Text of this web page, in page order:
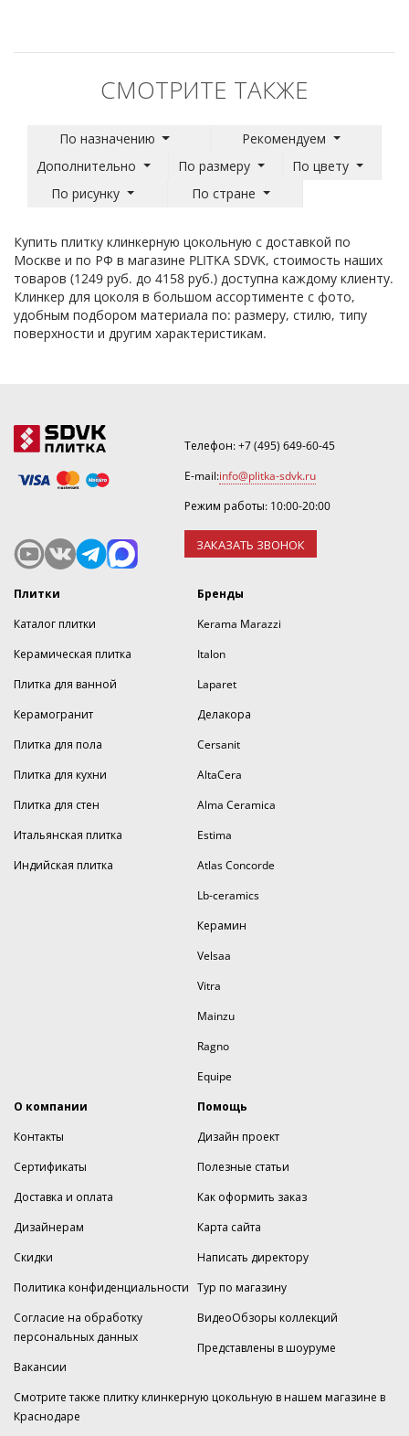
СМОТРИТЕ ТАКЖЕ
По назначению
Рекомендуем
Дополнительно
По размеру
По цвету
По рисунку
По стране
Купить плитку клинкерную цокольную с доставкой по
Москве и по РФ в магазине PLITKA SDVK, стоимость наших
товаров (1249 руб. до 4158 руб.) доступна каждому клиенту.
Клинкер для цоколя в большом ассортименте с фото,
удобным подбором материала по: размеру, стилю, типу
поверхности и другим характеристикам.
Телефон:+7 (495) 649-60-45
E-mail:info@plitka-sdvk.ru
Режим работы: 10:00-20:00
ЗАКАЗАТЬ ЗВОНОК
Плитки
Каталог плитки
Керамическая плитка
Плитка для ванной
Керамогранит
Плитка для пола
Плитка для кухни
Плитка для стен
Итальянская плитка
Индийская плитка
Бренды
Kerama Marazzi
Italon
Laparet
Делакора
Cersanit
AltaCera
Alma Ceramica
Estima
Atlas Concorde
Lb-ceramics
Керамин
Velsaa
Vitra
Mainzu
Ragno
Equipe
О компании
Контакты
Сертификаты
Доставка и оплата
Дизайнерам
Скидки
Политика конфиденциальности
Согласие на обработку
персональных данных
Вакансии
Помощь
Дизайн проект
Полезные статьи
Как оформить заказ
Карта сайта
Написать директору
Тур по магазину
ВидеоОбзоры коллекций
Представлены в шоуруме
Смотрите также плитку клинкерную цокольную в нашем магазине в
Краснодаре